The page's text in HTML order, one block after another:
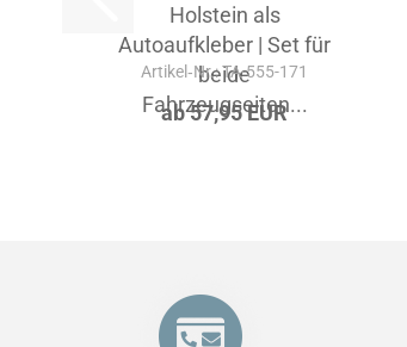
Holstein als
Autoaufkleber | Set für
beide
Fahrzeugseiten...
Artikel‑Nr.: TA-555-171
ab 57,95 EUR